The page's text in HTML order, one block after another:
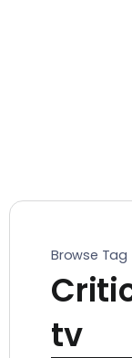
Browse Tag
tv